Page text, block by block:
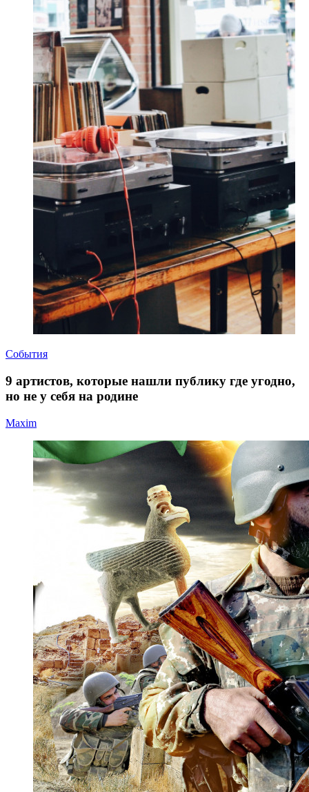
События
9 артистов, которые нашли публику где угодно,
но не у себя на родине
Maxim